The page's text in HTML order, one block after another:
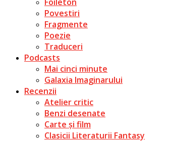
Povestiri
Fragmente
Poezie
Traduceri
Podcasts
Mai cinci minute
Galaxia Imaginarului
Recenzii
Atelier critic
Benzi desenate
Carte și film
Clasicii Literaturii Fantasy